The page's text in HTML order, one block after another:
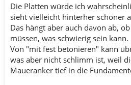
Die Platten würde ich
sieht vielleicht hinterher schöner
Das hängt aber auch davon ab,
müssen, was schwierig sein kann.
Von "mit fest betonieren" kann
was aber nicht schlimm ist, weil
Maueranker tief in die